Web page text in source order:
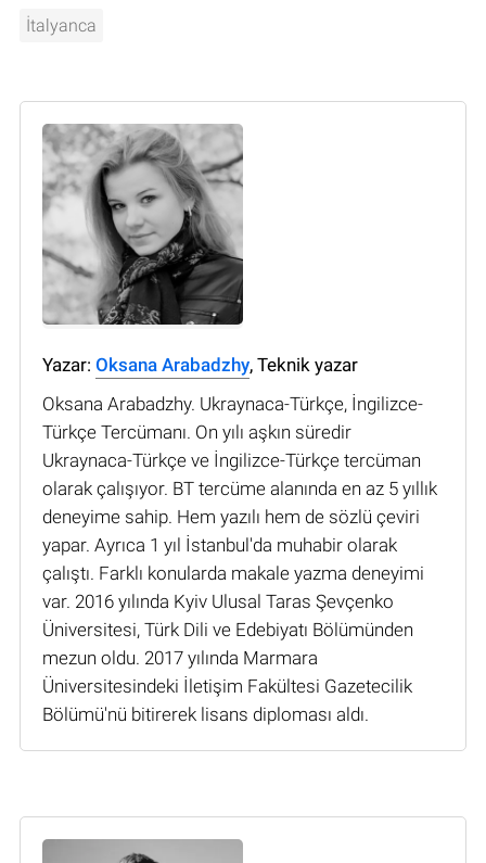
İtalyanca
Yazar: Oksana Arabadzhy, Teknik yazar
Oksana Arabadzhy. Ukraynaca-Türkçe, İngilizce-
Türkçe Tercümanı. On yılı aşkın süredir
Ukraynaca-Türkçe ve İngilizce-Türkçe tercüman
olarak çalışıyor. BT tercüme alanında en az 5 yıllık
deneyime sahip. Hem yazılı hem de sözlü çeviri
yapar. Ayrıca 1 yıl İstanbul'da muhabir olarak
çalıştı. Farklı konularda makale yazma deneyimi
var. 2016 yılında Kyiv Ulusal Taras Şevçenko
Üniversitesi, Türk Dili ve Edebiyatı Bölümünden
mezun oldu. 2017 yılında Marmara
Üniversitesindeki İletişim Fakültesi Gazetecilik
Bölümü'nü bitirerek lisans diploması aldı.